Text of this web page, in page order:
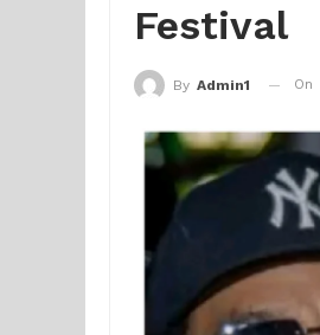
Festival
By Admin1 On